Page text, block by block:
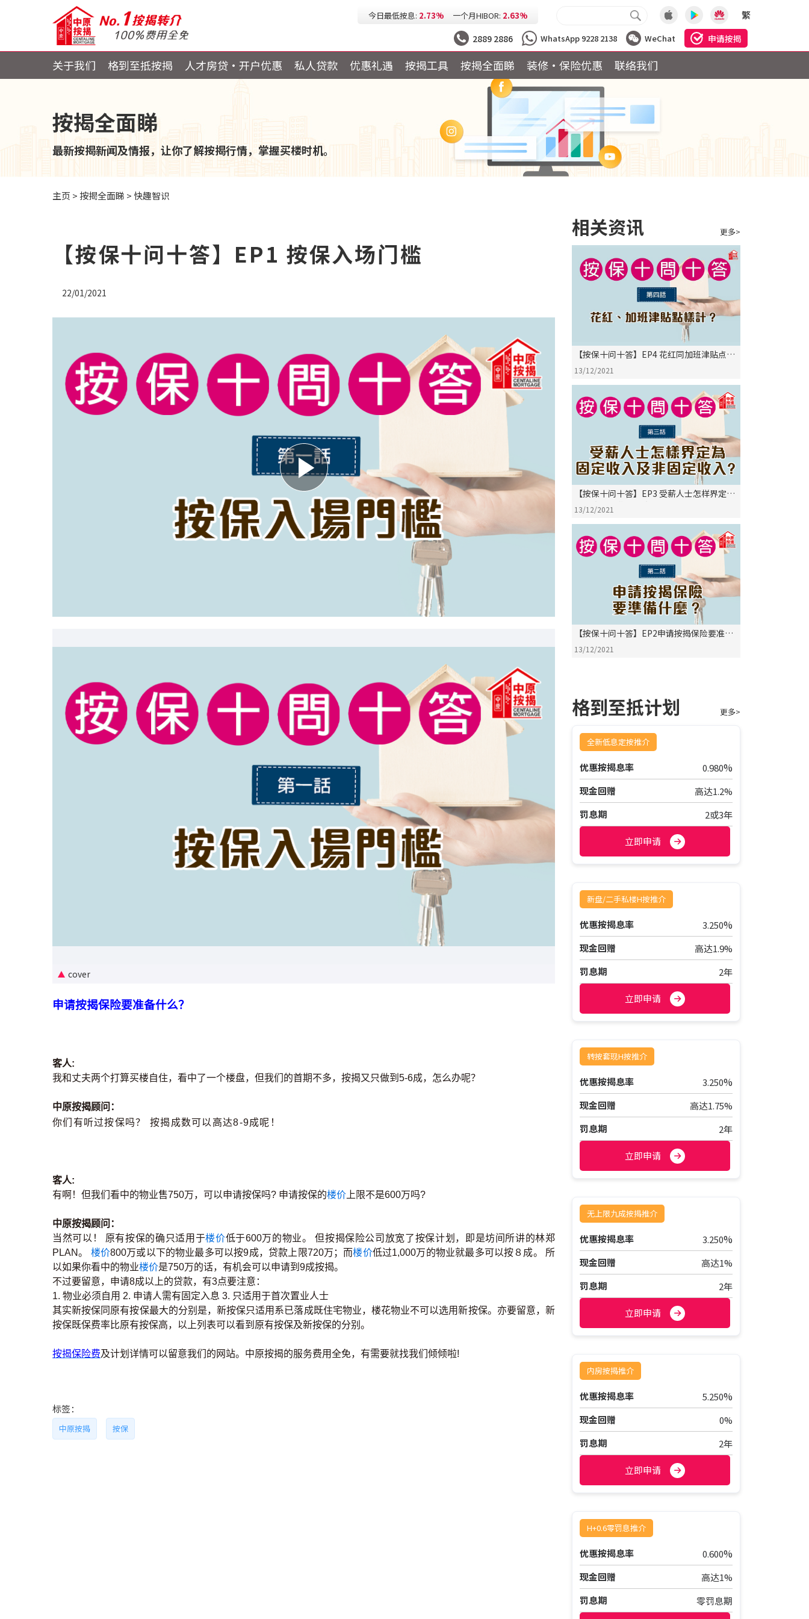
今日最低按息: 2.73% 一个月HIBOR: 2.63%
今日最低H按: 3.25%
繁
2889 2886 WhatsApp 9228 2138 WeChat 申请按揭
关于我们 格到至抵按揭 人才房贷・开户优惠 私人贷款 优惠礼遇 按揭工具 按揭全面睇 装修·保险优惠 联络我们
按揭全面睇
最新按揭新闻及情报，让你了解按揭行情，掌握买楼时机。
主页 >按揭全面睇 > 快趣智识
【按保十问十答】EP1 按保入场门槛
22/01/2021
cover
申请按揭保险要准备什么？
客人:
我和丈夫两个打算买楼自住，看中了一个楼盘，但我们的首期不多，按揭又只做到5-6成，怎么办呢？
中原按揭顾问：
你们有听过按保吗？ 按揭成数可以高达8-9成呢！
客人:
有啊！但我们看中的物业售750万，可以申请按保吗? 申请按保的楼价 上限不是600万吗?
中原按揭顾问：
当然可以！ 原有按保的确只适用于楼价低于600万的物业。 但按揭保险公司放宽了按保计划，即是坊间所讲的林郑
PLAN。 楼价800万或以下的物业最多可以按9成，贷款上限720万；而楼价低过1,000万的物业就最多可以按８成。 所
以如果你看中的物业楼价是750万的话，有机会可以申请到9成按揭。
不过要留意，申请8成以上的贷款，有3点要注意：
1. 物业必须自用 2. 申请人需有固定入息 3. 只适用于首次置业人士
其实新按保同原有按保最大的分别是，新按保只适用系已落成既住宅物业，楼花物业不可以选用新按保。亦要留意，新
按保既保费率比原有按保高，以上列表可以看到原有按保及新按保的分别。
按揭保险费及计划详情可以留意我们的网站。中原按揭的服务费用全免，有需要就找我们倾倾啦!
标签：
中原按揭 按保
相关资讯 更多>
【按保十问十答】EP4 花红同加班津贴点样
计?
13/12/2021
【按保十问十答】EP3 受薪人士怎样界定为
固定收入及非固定收入?
13/12/2021
【按保十问十答】EP2申请按揭保险要准备
什么？
13/12/2021
格到至抵计划 更多>
全新低息定按推介
优惠按揭息率 0.980%
现金回赠
高达1.2%
罚息期
2或3年
立即申请
新盘/二手私楼H按推介
优惠按揭息率 3.250%
现金回赠
高达1.9%
罚息期
2年
立即申请
转按套现H按推介
优惠按揭息率 3.250%
现金回赠
高达1.75%
罚息期
2年
立即申请
无上限九成按揭推介
优惠按揭息率 3.250%
现金回赠
高达1%
罚息期
2年
立即申请
内房按揭推介
优惠按揭息率 5.250%
现金回赠
0%
罚息期
2年
立即申请
H+0.6零罚息推介
优惠按揭息率 0.600%
现金回赠
高达1%
罚息期
零罚息期